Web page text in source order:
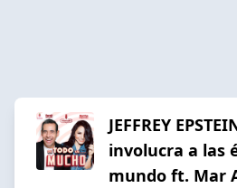
JEFFREY
involucra a las
mundo ft. Mar